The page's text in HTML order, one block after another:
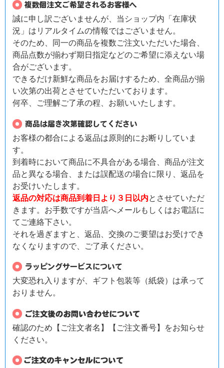
誠に申し訳ございませんが、当ショップ内「在庫状
況」はリアルタイムの情報ではございません。
そのため、同一の商品を複数ご注文いただいた場合、
商品点数が揃わず期日指定などのご希望に添えない場
合がございます。
できるだけ新鮮な商品をお届けするため、全商品が揃
い次第の出荷とさせていただいております。
何卒、ご理解ご了承の程、お願いいたします。
お客様の都合による返品は原則的にお断りしていま
す。
到着時において商品に不具合がある場合、商品が注文
品と異なる場合、または誤配送の場合に限り、返品を
お受けいたします。
返品の対応は商品到着日より３日以内とさせていただ
きます。お手数ですが当店へメールもしくはお電話に
てご連絡下さい。
それを過ぎますと、返品、交換のご要望はお受けでき
なくなりますので、ご了承ください。
大変恐れ入りますが、ギフト包装等（紙袋）は承って
おりません。
確認のため【ご注文者名】【ご注文番号】をお知らせ
ください。